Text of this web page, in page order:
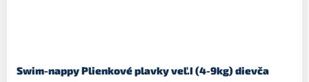
Swim-nappy Plienkové plavky veľ.I (4-9kg) dievča